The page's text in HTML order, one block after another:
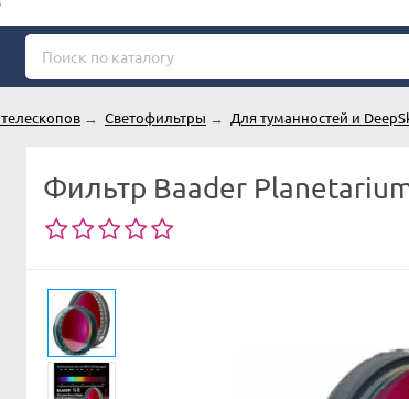
→ Светофильтры → Для туманностей и
Фильтр Baader